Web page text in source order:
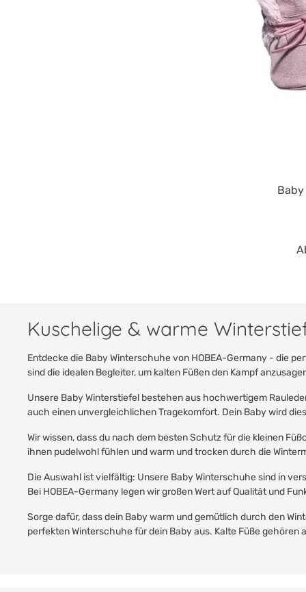
Kuschelige & warme
Entdecke die Baby Winterschuhe von HOBEA-Germany - die
sind die idealen Begleiter, um kalten Füßen den Kampf
Unsere Baby Winterstiefel bestehen aus hochwertigem
auch einen unvergleichlichen Tragekomfort. Dein Baby wird
Wir wissen, dass du nach dem besten Schutz für die kleinen
ihnen pudelwohl fühlen und warm und trocken durch die
Die Auswahl ist vielfältig: Unsere Baby Winterschuhe sind in
Bei HOBEA-Germany legen wir großen Wert auf Qualität und
Sorge dafür, dass dein Baby warm und gemütlich durch den
perfekten Winterschuhe für dein Baby aus. Kalte Füße gehören